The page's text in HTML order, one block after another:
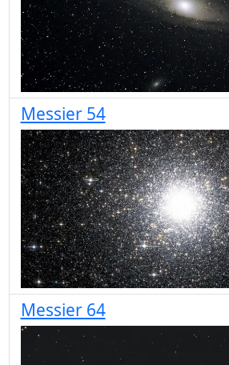
Messier 54
Messier 64